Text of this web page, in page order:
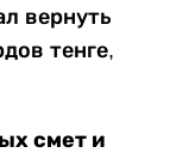
вернуть
тенге,
смет и